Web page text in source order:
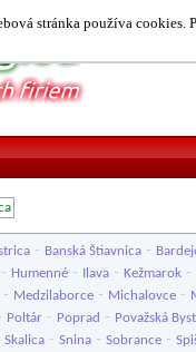
stránka používa cookies.
- Banská Štiavnica -
- Humenné - Ilava - Kežmarok -
- Medzilaborce - Michalovce -
Poltár - Poprad - Považská
Skalica - Snina - Sobrance -